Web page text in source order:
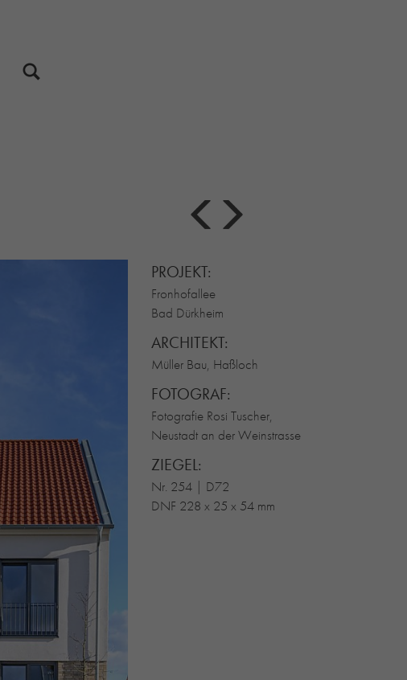
PROJEKT:
Fronhofallee
Bad Dürkheim
ARCHITEKT:
Müller Bau, Haßloch
FOTOGRAF:
Fotografie Rosi Tuscher,
Neustadt an der Weinstrasse
ZIEGEL:
Nr. 254 | D72
DNF 228 x 25 x 54 mm